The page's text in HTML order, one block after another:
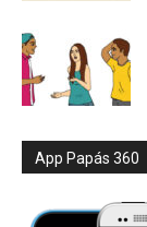
App Papás 360